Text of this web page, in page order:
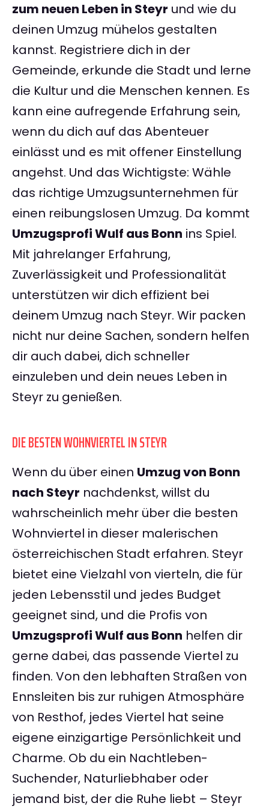
zum neuen Leben in Steyr und wie du
deinen Umzug mühelos gestalten
kannst. Registriere dich in der
Gemeinde, erkunde die Stadt und lerne
die Kultur und die Menschen kennen. Es
kann eine aufregende Erfahrung sein,
wenn du dich auf das Abenteuer
einlässt und es mit offener Einstellung
angehst. Und das Wichtigste: Wähle
das richtige Umzugsunternehmen für
einen reibungslosen Umzug. Da kommt
Umzugsprofi Wulf aus Bonn ins Spiel.
Mit jahrelanger Erfahrung,
Zuverlässigkeit und Professionalität
unterstützen wir dich effizient bei
deinem Umzug nach Steyr. Wir packen
nicht nur deine Sachen, sondern helfen
dir auch dabei, dich schneller
einzuleben und dein neues Leben in
Steyr zu genießen.
DIE BESTEN WOHNVIERTEL IN STEYR
Wenn du über einen Umzug von Bonn
nach Steyr nachdenkst, willst du
wahrscheinlich mehr über die besten
Wohnviertel in dieser malerischen
österreichischen Stadt erfahren. Steyr
bietet eine Vielzahl von vierteln, die für
jeden Lebensstil und jedes Budget
geeignet sind, und die Profis von
Umzugsprofi Wulf aus Bonn helfen dir
gerne dabei, das passende Viertel zu
finden. Von den lebhaften Straßen von
Ennsleiten bis zur ruhigen Atmosphäre
von Resthof, jedes Viertel hat seine
eigene einzigartige Persönlichkeit und
Charme. Ob du ein Nachtleben-
Suchender, Naturliebhaber oder
jemand bist, der die Ruhe liebt – Steyr